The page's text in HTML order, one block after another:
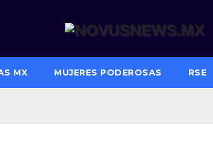
MX MUJERES PODEROSAS RSE